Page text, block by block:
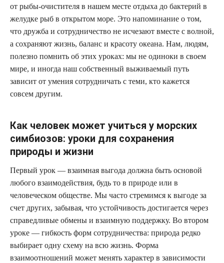
от рыбы-очистителя в нашем месте отдыха до бактерий в
желудке рыб в открытом море. Это напоминание о том,
что дружба и сотрудничество не исчезают вместе с волной,
а сохраняют жизнь, баланс и красоту океана. Нам, людям,
полезно помнить об этих уроках: мы не одиноки в своем
мире, и иногда наш собственный выживаемый путь
зависит от умения сотрудничать с теми, кто кажется
совсем другим.
Как человек может учиться у морских
симбиозов: уроки для сохранения
природы и жизни
Первый урок — взаимная выгода должна быть основой
любого взаимодействия, будь то в природе или в
человеческом обществе. Мы часто стремимся к выгоде за
счет других, забывая, что устойчивость достигается через
справедливые обмены и взаимную поддержку. Во втором
уроке — гибкость форм сотрудничества: природа редко
выбирает одну схему на всю жизнь. Форма
взаимоотношений может менять характер в зависимости